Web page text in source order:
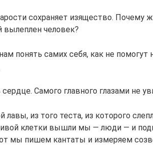
сохраняет изящество. Почему
вылеплен человек?
понять самих себя, как не помогут
Самого главного глазами не
лавы, из того теста, из которого
клетки вышли мы — люди — и
мы пишем кантаты и измеряем